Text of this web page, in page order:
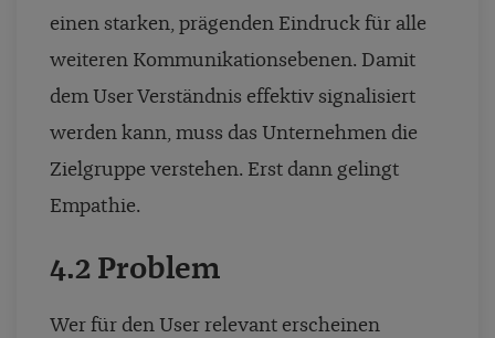
einen starken, prägenden Eindruck für alle
weiteren Kommunikationsebenen. Damit
dem User Verständnis effektiv signalisiert
werden kann, muss das Unternehmen die
Zielgruppe verstehen. Erst dann gelingt
Empathie.
4.2 Problem
Wer für den User relevant erscheinen